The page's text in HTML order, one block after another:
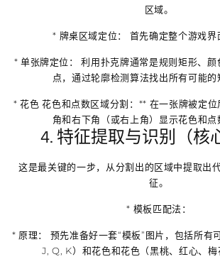
区域。
* 牌桌区域定位： 首先确定整个游戏界
* 单张牌定位：
利用扑克牌通常是规则矩形、
点，通过轮廓检测算法找出所有可能的
*花色花色和点数区域分割：** 在一张牌被定位
角和右下角（或右上角）显示花色和点
4. 特征提取与识别（核
这是最关键的一步，从分割出的区域中提取出
征。
* 模板匹配法：
* 原理：
预先准备好一套“模板”图片，包括所有
J, Q, K）和花色和花色（黑桃、红心、梅